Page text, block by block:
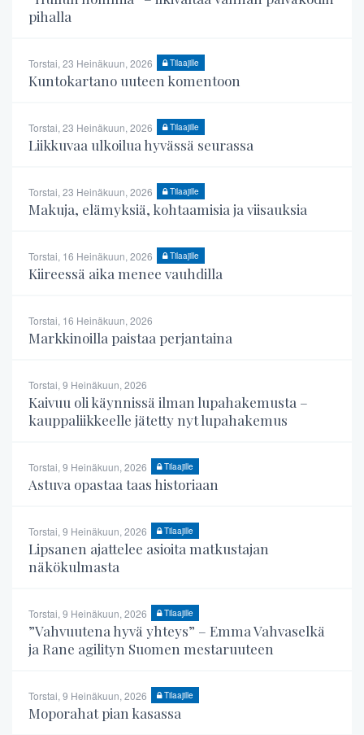
pihalla
Torstai, 23 Heinäkuun, 2026 Tilaajille
Kuntokartano uuteen komentoon
Torstai, 23 Heinäkuun, 2026 Tilaajille
Liikkuvaa ulkoilua hyvässä seurassa
Torstai, 23 Heinäkuun, 2026 Tilaajille
Makuja, elämyksiä, kohtaamisia ja viisauksia
Torstai, 16 Heinäkuun, 2026 Tilaajille
Kiireessä aika menee vauhdilla
Torstai, 16 Heinäkuun, 2026
Markkinoilla paistaa perjantaina
Torstai, 9 Heinäkuun, 2026
Kaivuu oli käynnissä ilman lupahakemusta –
kauppaliikkeelle jätetty nyt lupahakemus
Torstai, 9 Heinäkuun, 2026 Tilaajille
Astuva opastaa taas historiaan
Torstai, 9 Heinäkuun, 2026 Tilaajille
Lipsanen ajattelee asioita matkustajan
näkökulmasta
Torstai, 9 Heinäkuun, 2026 Tilaajille
”Vahvuutena hyvä yhteys” – Emma Vahvaselkä
ja Rane agilityn Suomen mestaruuteen
Torstai, 9 Heinäkuun, 2026 Tilaajille
Moporahat pian kasassa